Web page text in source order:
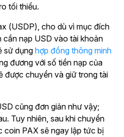
tối thiểu.
(USDP), cho dù vì mục đích
nạp USD vào tài khoản
sử dụng hợp đồng thông minh
đương với số tiền nạp của
được chuyển và giữ trong tài
cũng đơn giản như vậy;
Tuy nhiên, sau khi chuyển
coin PAX sẽ ngay lập tức bị